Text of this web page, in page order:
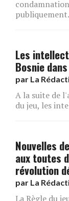
publiquement.
Les
Bosnie
par La
A la suite de
du jeu, les
Nouvelles
aux toutes
révolution
par La
La Règle du